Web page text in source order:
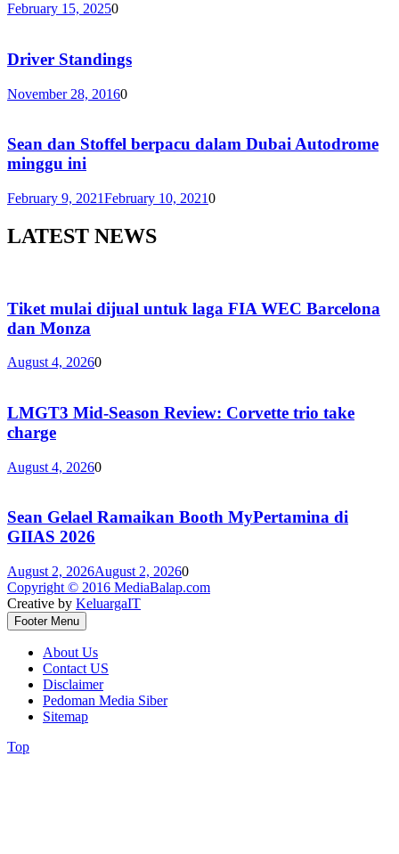
February 15, 20250
Driver Standings
November 28, 20160
Sean dan Stoffel berpacu dalam Dubai Autodrome
minggu ini
February 9, 2021February 10, 20210
LATEST NEWS
Tiket mulai dijual untuk laga FIA WEC Barcelona
dan Monza
August 4, 20260
LMGT3 Mid-Season Review: Corvette trio take
charge
August 4, 20260
Sean Gelael Ramaikan Booth MyPertamina di
GIIAS 2026
August 2, 2026August 2, 20260
Copyright © 2016 MediaBalap.com
Creative by KeluargaIT
Footer Menu
About Us
Contact US
Disclaimer
Pedoman Media Siber
Sitemap
Top